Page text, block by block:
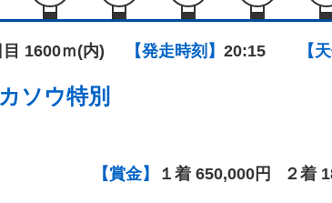
目 1600ｍ(内) 【発走時刻】 20:15 【
ソウ特別
【賞金】 １着 650,000円 ２着